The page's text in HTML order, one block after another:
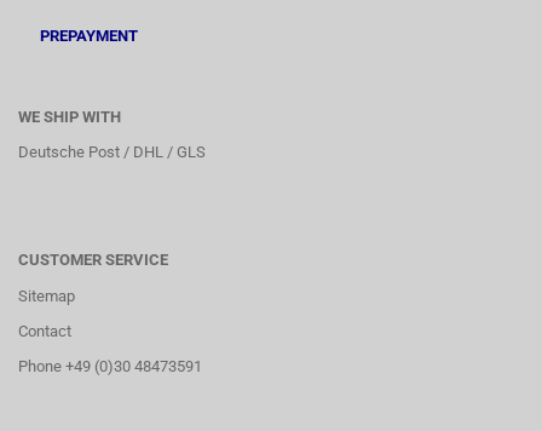
PREPAYMENT
WE SHIP WITH
Deutsche Post / DHL / GLS
CUSTOMER SERVICE
Sitemap
Contact
Phone +49 (0)30 48473591